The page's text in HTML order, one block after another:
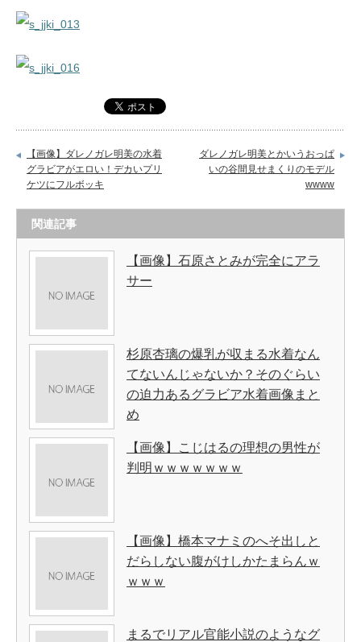
【画像】ダレノガレ明美の水着
グラビアがエロい！デカいプリ
ケツにフルボッキ
ダレノガレ明美とかいうおっぱ
いの谷間見せまくりのモデル
wwww
関連記事
【画像】石原さとみが完全にアラ
サー
杉原杏璃の爆乳が収まる水着なん
てないんじゃないか？そのぐらい
の迫力あるグラビア水着画像まと
め
【画像】こじはるの理想の男性が
判明ｗｗｗｗｗｗｗ
【画像】橋本マナミのへそ出しと
だらしない腹がけしかたまらんｗ
ｗｗｗ
まるでリアル官能小説のようなグ